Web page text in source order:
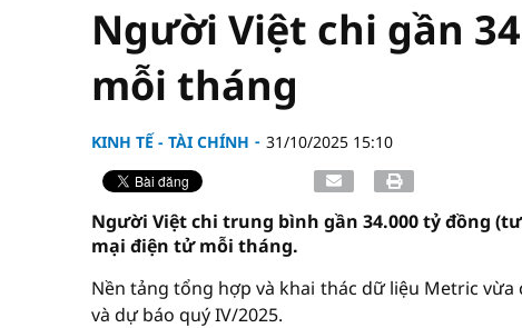
Người Việt chi gần
mỗi tháng
KINH TẾ - TÀI CHÍNH 31/10/2025 15:10
Người Việt chi trung bình gần 34.000 tỷ đồng
mại điện tử mỗi tháng.
Nền tảng tổng hợp và khai thác dữ liệu Metric
và dự báo quý IV/2025.